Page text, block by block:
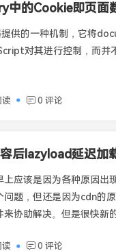
中的Cookie即页面
供的一种机制，它将
对其进行控制，而并
读 0 评论
后lazyload延迟加
应该是因为各种原因出
问题，但还是因为cdn的
协助解决。但是很快新
读 0 评论